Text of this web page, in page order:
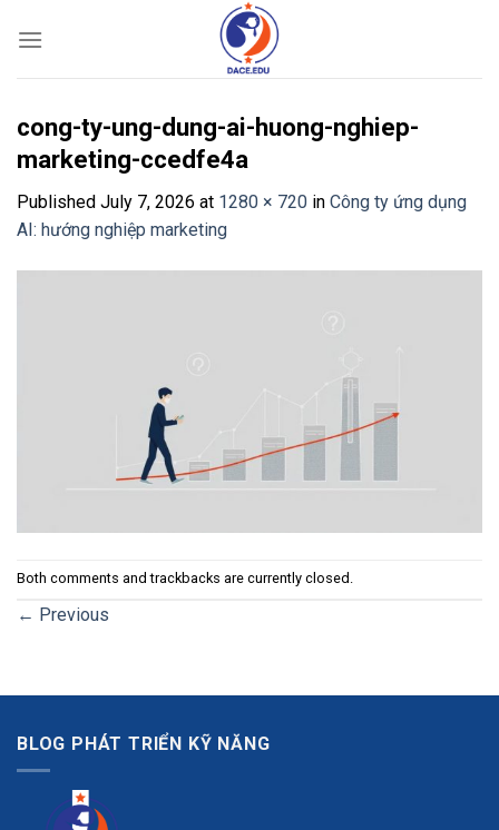
cong-ty-ung-dung-ai-huong-nghiep-
marketing-ccedfe4a
Published July 7, 2026 at 1280 × 720 in Công ty ứng dụng
AI: hướng nghiệp marketing
Both comments and trackbacks are currently closed.
← Previous
BLOG PHÁT TRIỂN KỸ NĂNG